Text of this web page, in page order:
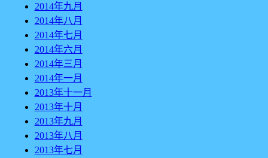
2014年九月
2014年八月
2014年七月
2014年六月
2014年三月
2014年一月
2013年十一月
2013年十月
2013年九月
2013年八月
2013年七月